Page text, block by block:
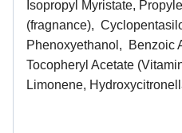
Isopropyl Myristate,
(fragnance),
Phenoxyethanol, Benzoic
Tocopheryl Acetate
Limonene,